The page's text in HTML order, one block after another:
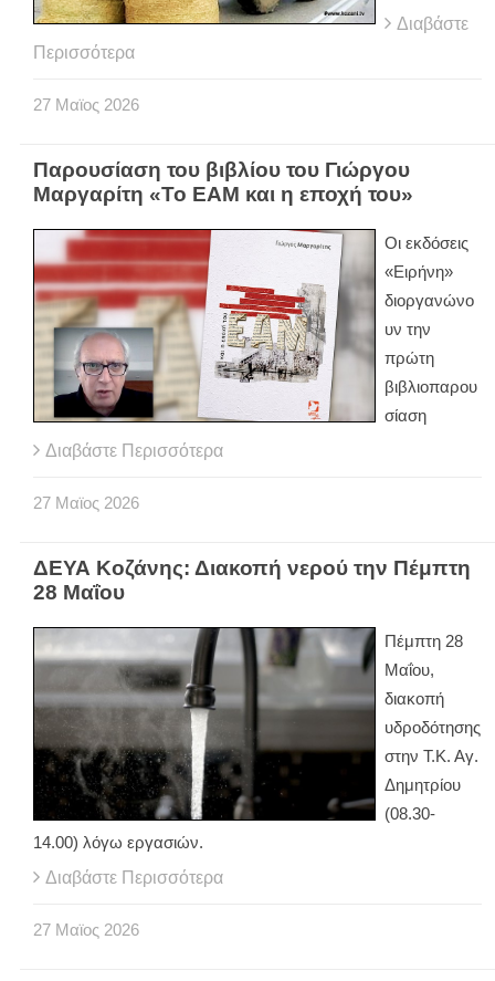
Διαβάστε
Περισσότερα
27 Μαϊος 2026
Παρουσίαση του βιβλίου του Γιώργου
Μαργαρίτη «Το ΕΑΜ και η εποχή του»
Οι εκδόσεις
«Ειρήνη»
διοργανώνο
υν την
πρώτη
βιβλιοπαρου
σίαση
Διαβάστε Περισσότερα
27 Μαϊος 2026
ΔΕΥΑ Κοζάνης: Διακοπή νερού την Πέμπτη
28 Μαΐου
Πέμπτη 28
Μαΐου,
διακοπή
υδροδότησης
στην Τ.Κ. Αγ.
Δημητρίου
(08.30-
14.00) λόγω εργασιών.
Διαβάστε Περισσότερα
27 Μαϊος 2026